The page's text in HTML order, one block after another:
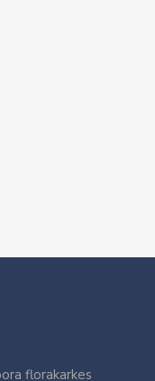
florakarkes